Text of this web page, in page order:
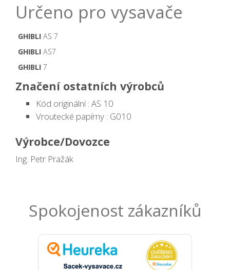
Určeno pro vysavače
GHIBLI AS 7
GHIBLI AS7
GHIBLI 7
Značení ostatních výrobců
Kód originální : AS 10
Vroutecké papírny : G010
Výrobce/Dovozce
Ing. Petr Pražák
Spokojenost zákazníků